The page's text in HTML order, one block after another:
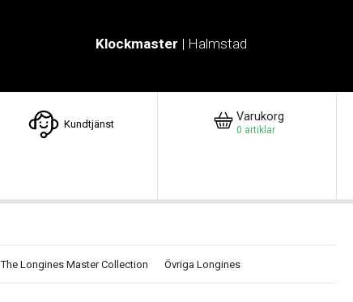
Klockmaster | Halmstad
Kundtjänst
Varukorg
0 artiklar
The Longines Master Collection Övriga Longines